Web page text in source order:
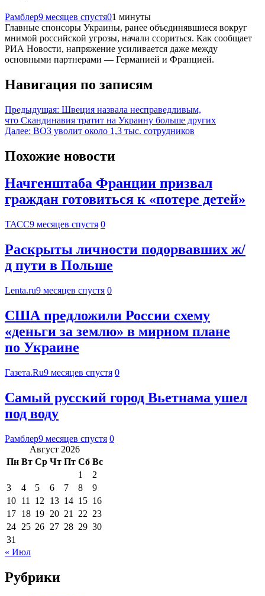
Рамблер9 месяцев спустя01 минуты
Главные спонсоры Украины, ранее объединявшиеся вокруг
мнимой российской угрозы, начали ссориться. Как сообщает
РИА Новости, напряжение усиливается даже между
основными партнерами — Германией и Францией.
Навигация по записям
Предыдущая: Швеция назвала несправедливым,
что Скандинавия тратит на Украину больше других
Далее: ВОЗ уволит около 1,3 тыс. сотрудников
Похожие новости
Начгенштаба Франции призвал
граждан готовиться к «потере детей»
ТАСС9 месяцев спустя 0
Раскрыты личности подорвавших ж/
д пути в Польше
Lenta.ru9 месяцев спустя 0
США предложили России схему
«деньги за землю» в мирном плане
по Украине
Газета.Ru9 месяцев спустя 0
Самый русский город Вьетнама ушел
под воду
Рамблер9 месяцев спустя 0
Август 2026
Пн Вт Ср Чт Пт Сб Вс
1
2
3
4 5 6 7 8
9
10 11 12 13 14 15 16
17 18 19 20 21 22 23
24 25 26 27 28 29 30
31
« Июл
Рубрики